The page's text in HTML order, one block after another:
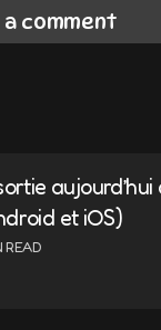
a comment
aujourd’hui
et iOS)
READ